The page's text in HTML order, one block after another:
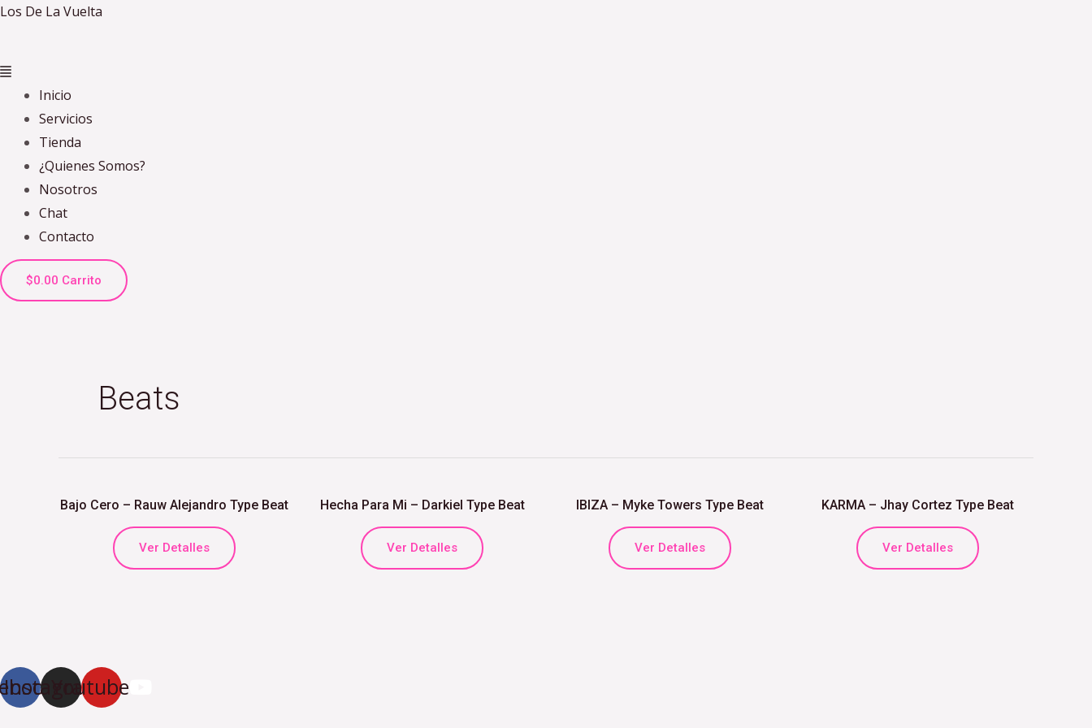
Ir
Los De La Vuelta
Inicio
Servicios
Tienda
¿Quienes Somos?
Nosotros
Chat
Contacto
$0.00 Carrito
Beats
Bajo Cero – Rauw Alejandro Type Beat
Ver Detalles
Hecha Para Mi – Darkiel Type Beat
Ver Detalles
IBIZA – Myke Towers Type Beat
Ver Detalles
KARMA – Jhay Cortez Type Beat
Ver Detalles
Instagram
Youtube